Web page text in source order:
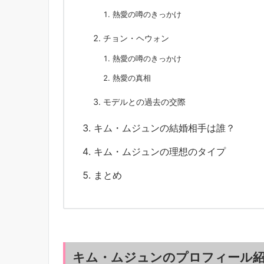
熱愛の噂のきっかけ
チョン・ヘウォン
熱愛の噂のきっかけ
熱愛の真相
モデルとの過去の交際
キム・ムジュンの結婚相手は誰？
キム・ムジュンの理想のタイプ
まとめ
キム・ムジュンのプロフィール